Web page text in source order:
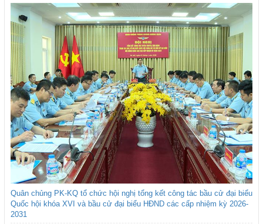
Quân chủng PK-KQ tổ chức hội nghị tổng kết công tác bầu cử đại biểu
Quốc hội khóa XVI và bầu cử đại biểu HĐND các cấp nhiệm kỳ 2026-
2031